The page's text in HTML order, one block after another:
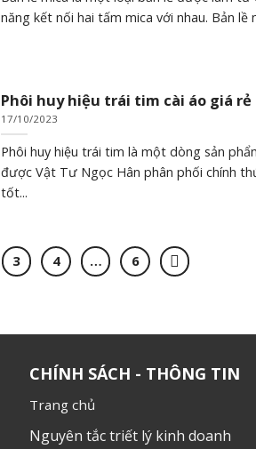
năng kết nối hai tấm mica với nhau. Bản lề
Phôi huy hiệu trái tim cài áo giá rẻ
17/10/2023
Phôi huy hiệu trái tim là một dòng sản
được Vật Tư Ngọc Hân phân phối chính
tốt...
3 4 … 6
CHÍNH SÁCH - THÔNG TIN
Trang chủ
Nguyên tắc triết lý kinh doanh